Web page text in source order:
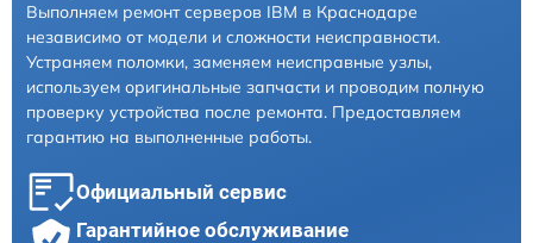
Выполняем ремонт серверов IBM в Краснодаре
независимо от модели и сложности неисправности.
Устраняем поломки, заменяем неисправные узлы,
используем оригинальные запчасти и проводим полную
проверку устройства после ремонта. Предоставляем
гарантию на выполненные работы.
Официальный сервис
Гарантийное обслуживание